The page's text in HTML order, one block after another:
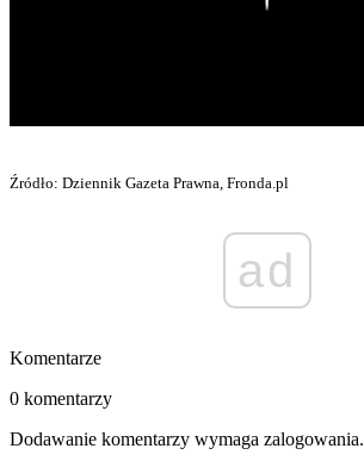
Źródło: Dziennik Gazeta Prawna, Fronda.pl
ad
Komentarze
0 komentarzy
Dodawanie komentarzy wymaga zalogowania.